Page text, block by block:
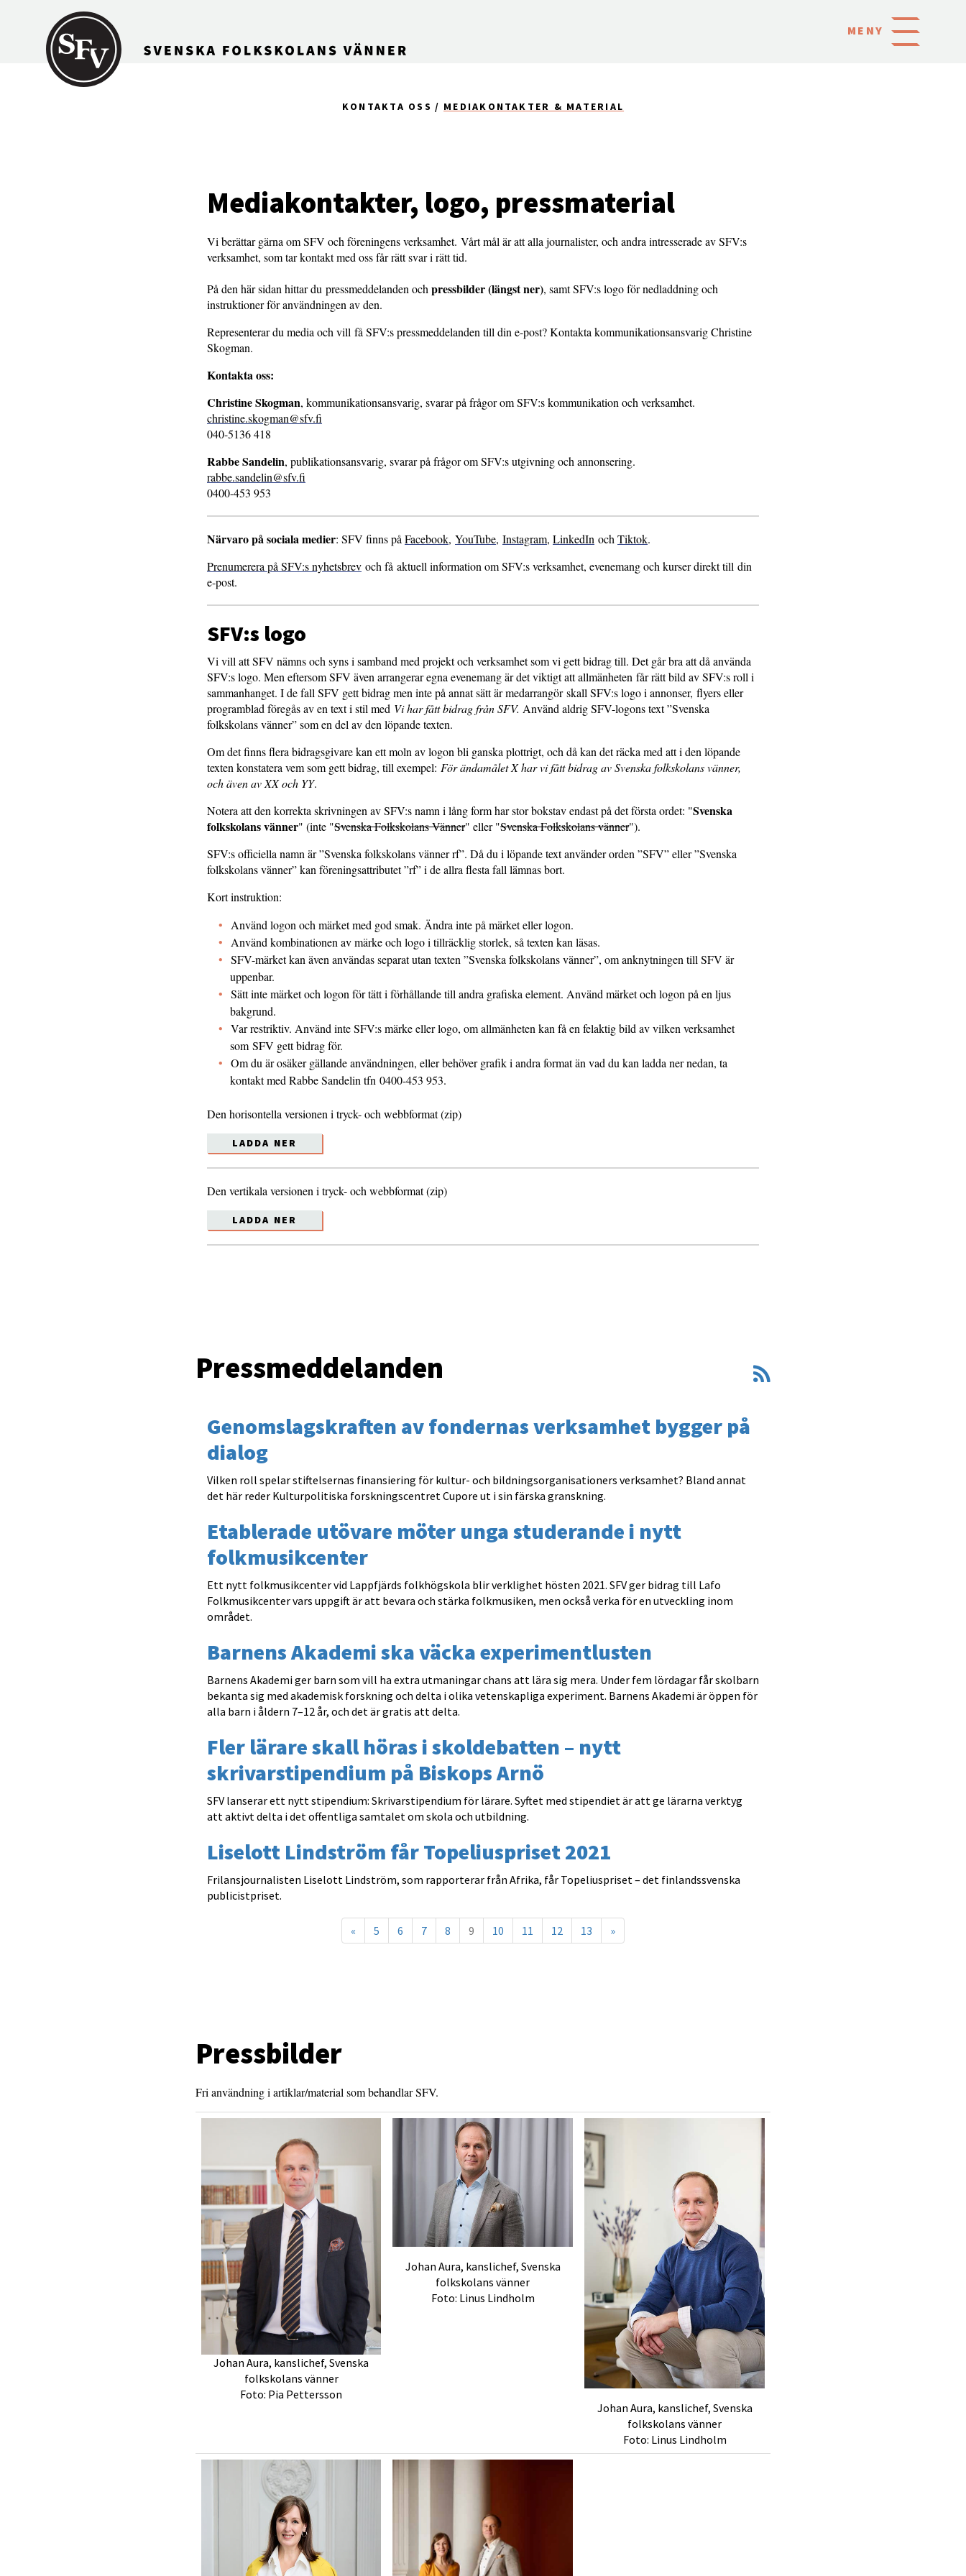
Gå till innehållet
MENY
KONTAKTA OSS MEDIAKONTAKTER & MATERIAL
Mediakontakter, logo, pressmaterial
Vi berättar gärna om SFV och föreningens verksamhet. Vårt mål är att alla journalister, och andra intresserade av SFV:s
verksamhet, som tar kontakt med oss får rätt svar i rätt tid.
På den här sidan hittar du pressmeddelanden och pressbilder (längst ner), samt SFV:s logo för nedladdning och
instruktioner för användningen av den.
Representerar du media och vill få SFV:s pressmeddelanden till din e-post? Kontakta kommunikationsansvarig Christine
Skogman.
Kontakta oss:
Christine Skogman, kommunikationsansvarig, svarar på frågor om SFV:s kommunikation och verksamhet.
christine.skogman@sfv.fi
040-5136 418
Rabbe Sandelin, publikationsansvarig, svarar på frågor om SFV:s utgivning och annonsering.
rabbe.sandelin@sfv.fi
0400-453 953
Närvaro på sociala medier: SFV finns på Facebook, YouTube, Instagram, LinkedIn och Tiktok.
Prenumerera på SFV:s nyhetsbrev och få aktuell information om SFV:s verksamhet, evenemang och kurser direkt till din
e-post.
SFV:s logo
Vi vill att SFV nämns och syns i samband med projekt och verksamhet som vi gett bidrag till. Det går bra att då använda
SFV:s logo. Men eftersom SFV även arrangerar egna evenemang är det viktigt att allmänheten får rätt bild av SFV:s roll i
sammanhanget. I de fall SFV gett bidrag men inte på annat sätt är medarrangör skall SFV:s logo i annonser, flyers eller
programblad föregås av en text i stil med Vi har fått bidrag från SFV. Använd aldrig SFV-logons text ”Svenska
folkskolans vänner” som en del av den löpande texten.
Om det finns flera bidragsgivare kan ett moln av logon bli ganska plottrigt, och då kan det räcka med att i den löpande
texten konstatera vem som gett bidrag, till exempel: För ändamålet X har vi fått bidrag av Svenska folkskolans vänner,
och även av XX och YY.
Notera att den korrekta skrivningen av SFV:s namn i lång form har stor bokstav endast på det första ordet: "Svenska
folkskolans vänner" (inte "Svenska Folkskolans Vänner" eller "Svenska Folkskolans vänner").
SFV:s officiella namn är ”Svenska folkskolans vänner rf”. Då du i löpande text använder orden ”SFV” eller ”Svenska
folkskolans vänner” kan föreningsattributet ”rf” i de allra flesta fall lämnas bort.
Kort instruktion:
Använd logon och märket med god smak. Ändra inte på märket eller logon.
Använd kombinationen av märke och logo i tillräcklig storlek, så texten kan läsas.
SFV-märket kan även användas separat utan texten ”Svenska folkskolans vänner”, om anknytningen till SFV är
uppenbar.
Sätt inte märket och logon för tätt i förhållande till andra grafiska element. Använd märket och logon på en ljus
bakgrund.
Var restriktiv. Använd inte SFV:s märke eller logo, om allmänheten kan få en felaktig bild av vilken verksamhet
som SFV gett bidrag för.
Om du är osäker gällande användningen, eller behöver grafik i andra format än vad du kan ladda ner nedan, ta
kontakt med Rabbe Sandelin tfn 0400-453 953.
Den horisontella versionen i tryck- och webbformat (zip)
LADDA NER
Den vertikala versionen i tryck- och webbformat (zip)
LADDA NER
Pressmeddelanden
Genomslagskraften av fondernas verksamhet bygger på
dialog
Vilken roll spelar stiftelsernas finansiering för kultur- och bildningsorganisationers verksamhet? Bland annat
det här reder Kulturpolitiska forskningscentret Cupore ut i sin färska granskning.
Etablerade utövare möter unga studerande i nytt
folkmusikcenter
Ett nytt folkmusikcenter vid Lappfjärds folkhögskola blir verklighet hösten 2021. SFV ger bidrag till Lafo
Folkmusikcenter vars uppgift är att bevara och stärka folkmusiken, men också verka för en utveckling inom
området.
Barnens Akademi ska väcka experimentlusten
Barnens Akademi ger barn som vill ha extra utmaningar chans att lära sig mera. Under fem lördagar får skolbarn
bekanta sig med akademisk forskning och delta i olika vetenskapliga experiment. Barnens Akademi är öppen för
alla barn i åldern 7–12 år, och det är gratis att delta.
Fler lärare skall höras i skoldebatten – nytt
skrivarstipendium på Biskops Arnö
SFV lanserar ett nytt stipendium: Skrivarstipendium för lärare. Syftet med stipendiet är att ge lärarna verktyg
att aktivt delta i det offentliga samtalet om skola och utbildning.
Liselott Lindström får Topeliuspriset 2021
Frilansjournalisten Liselott Lindström, som rapporterar från Afrika, får Topeliuspriset – det finlandssvenska
publicistpriset.
« 5 6 7 8 9 10 11 12 13 »
Pressbilder
Fri användning i artiklar/material som behandlar SFV.
Johan Aura, kanslichef, Svenska
folkskolans vänner
Foto: Pia Pettersson
Johan Aura, kanslichef, Svenska
folkskolans vänner
Foto: Linus Lindholm
Johan Aura, kanslichef, Svenska
folkskolans vänner
Foto: Linus Lindholm